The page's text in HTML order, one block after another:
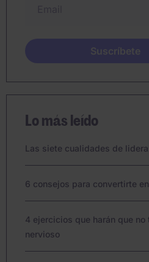
Lo más leído
Las siete cualidades de
6 consejos para convertirte
4 ejercicios que harán que
nervioso